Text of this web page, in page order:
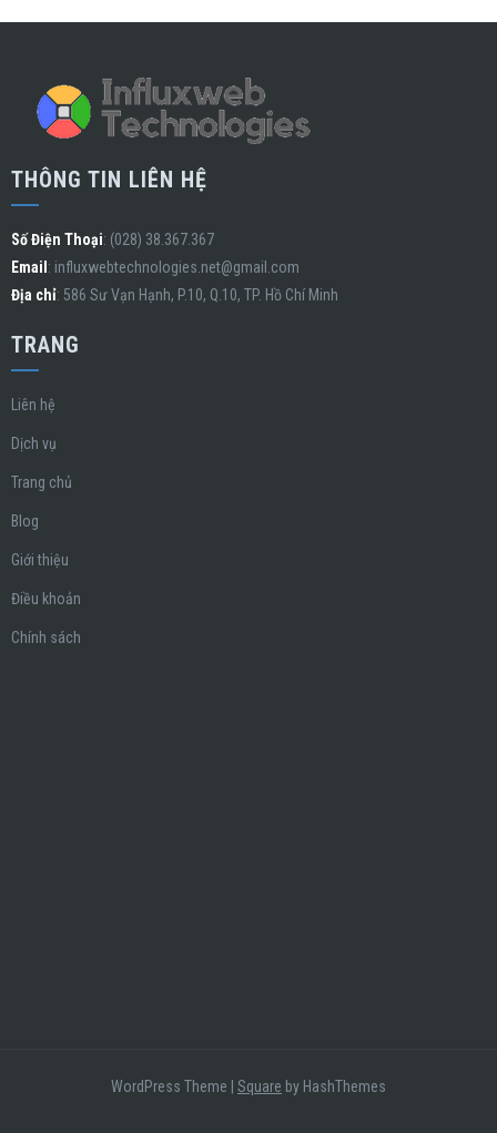
THÔNG TIN LIÊN HỆ
Số Điện Thoại: (028) 38.367.367
Email : influxwebtechnologies.net@gmail.com
Địa chỉ: 586 Sư Vạn Hạnh, P.10, Q.10, TP. Hồ Chí Minh
TRANG
Liên hệ
Dịch vụ
Trang chủ
Blog
Giới thiệu
Điều khoản
Chính sách
WordPress Theme Square by HashThemes